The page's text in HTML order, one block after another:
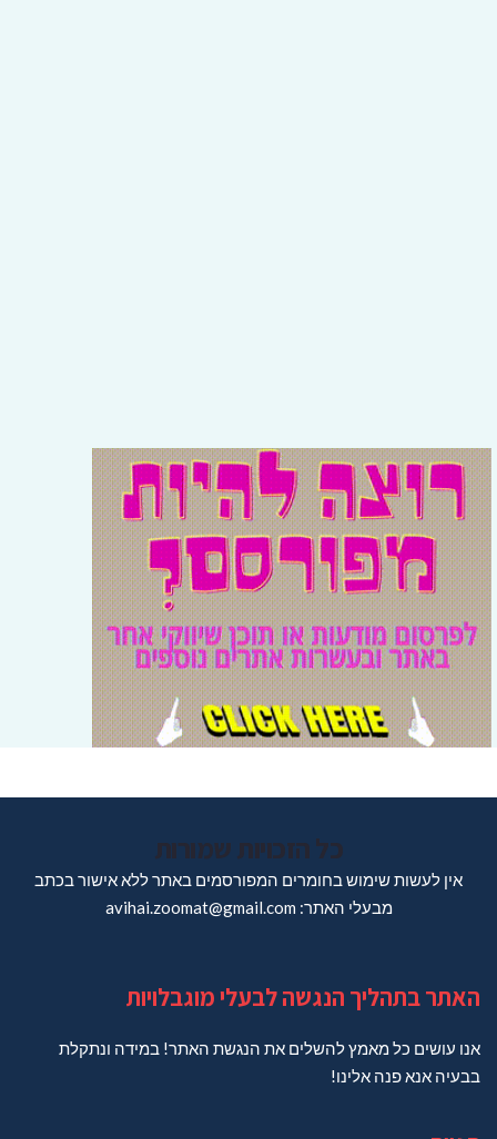
כל הזכויות שמורות
אין לעשות שימוש בחומרים המפורסמים באתר ללא אישור בכתב
מבעלי האתר: avihai.zoomat@gmail.com
האתר בתהליך הנגשה לבעלי מוגבלויות
אנו עושים כל מאמץ להשלים את הנגשת האתר! במידה ונתקלת
בבעיה אנא פנה אלינו!